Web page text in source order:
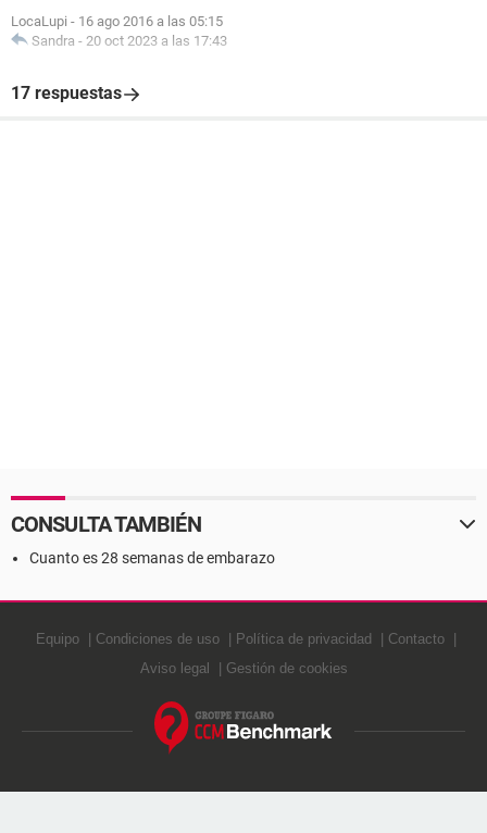
LocaLupi - 16 ago 2016 a las 05:15
Sandra - 20 oct 2023 a las 17:43
17 respuestas
CONSULTA TAMBIÉN
Cuanto es 28 semanas de embarazo
Equipo Condiciones de uso Política de privacidad
Contacto
Aviso legal
Gestión de cookies